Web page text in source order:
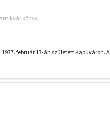
könyv
február 13-án született Kapuváron. A